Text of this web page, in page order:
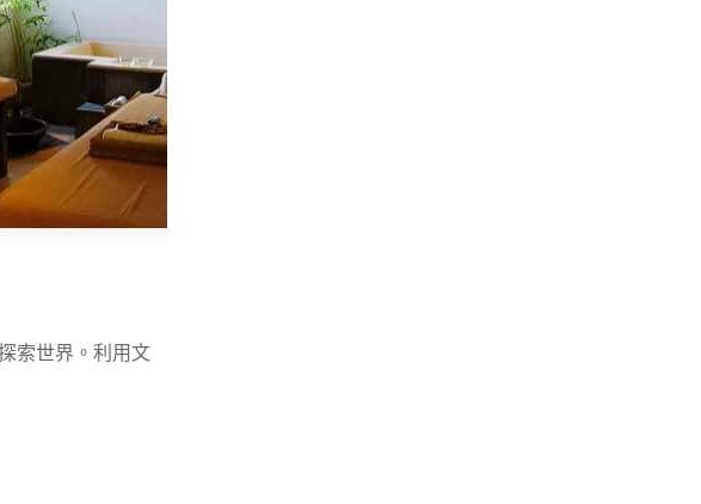
平價按摩推薦
索世界。利用文